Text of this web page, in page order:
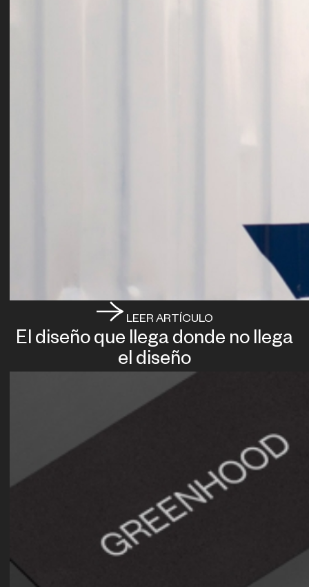
LEER ARTÍCULO
El diseño que llega donde no llega
el diseño